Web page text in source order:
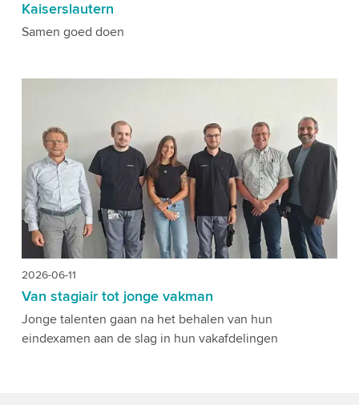
Kaiserslautern
Samen goed doen
2026-06-11
Van stagiair tot jonge vakman
Jonge talenten gaan na het behalen van hun
eindexamen aan de slag in hun vakafdelingen